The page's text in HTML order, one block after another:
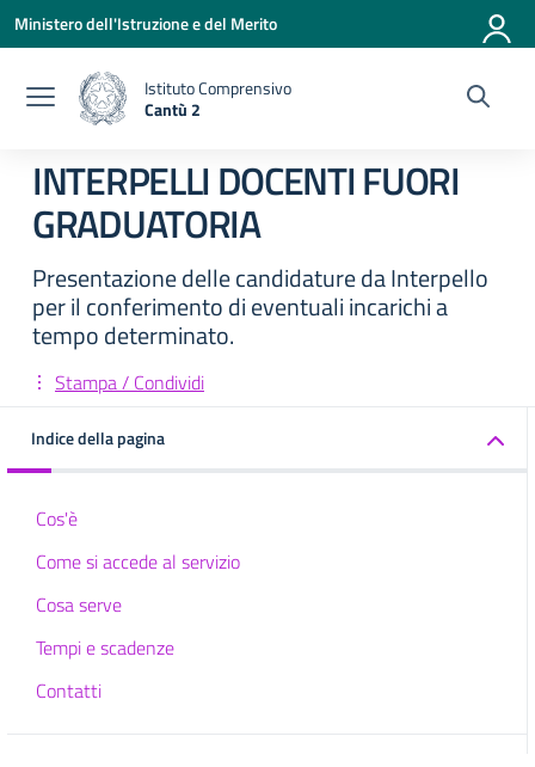
Vai ai contenuti
Vai al menu di navigazione
Vai al footer
Ministero dell'Istruzione e del Merito
Istituto Comprensivo
Cantù 2
INTERPELLI DOCENTI FUORI
GRADUATORIA
Presentazione delle candidature da Interpello
per il conferimento di eventuali incarichi a
tempo determinato.
Stampa / Condividi
Indice della pagina
Cos'è
Come si accede al servizio
Cosa serve
Tempi e scadenze
Contatti